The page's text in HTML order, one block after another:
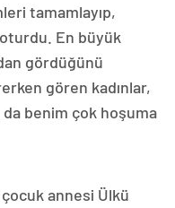
tamamlayıp,
En büyük
gördüğünü
gören kadınlar,
benim çok hoşuma
annesi Ülkü